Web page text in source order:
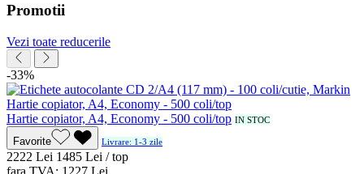
Promotii
Vezi toate reducerile
-33%
Hartie copiator, A4, Economy - 500 coli/top IN STOC
Favorite Livrare: 1-3 zile
2222 Lei 1485 Lei / top
fara TVA: 1227 Lei